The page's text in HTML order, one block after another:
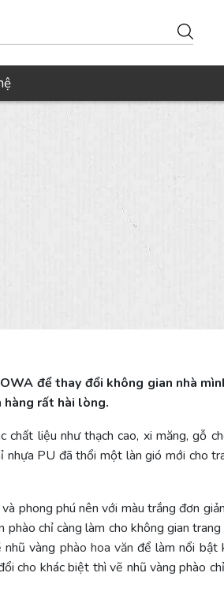
để thay đổi không gian nhà
hàng rất hài lòng.
liệu như thạch cao, xi măng, gỗ
nhựa PU đã thổi một làn gió mới cho
phong phú nên với màu trắng đơn
phào chỉ càng làm cho không gian
vàng phào hoa văn để làm nổi bật
cho khác biệt thì vẽ nhũ vàng phào